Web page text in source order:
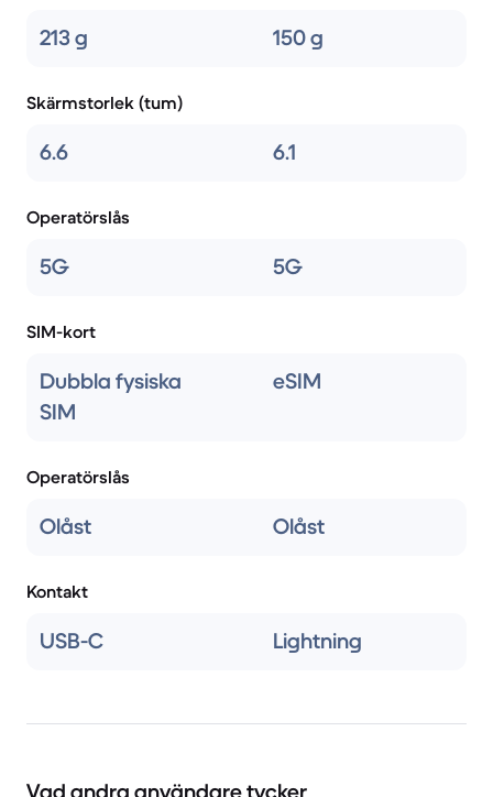
213 g 150 g
Skärmstorlek (tum)
6.6 6.1
Operatörslås
5G 5G
SIM-kort
Dubbla fysiska
SIM
eSIM
Operatörslås
Olåst Olåst
Kontakt
USB-C Lightning